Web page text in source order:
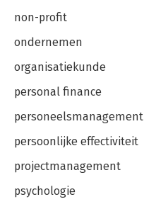
non-profit
ondernemen
organisatiekunde
personal finance
personeelsmanagement
persoonlijke effectiviteit
projectmanagement
psychologie